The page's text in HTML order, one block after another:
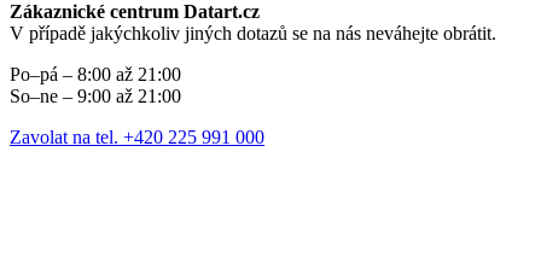
Zákaznické centrum Datart.cz
V případě jakýchkoliv jiných dotazů se na nás neváhejte obrátit.
Po–pá – 8:00 až 21:00
So–ne – 9:00 až 21:00
Zavolat na tel. +420 225 991 000